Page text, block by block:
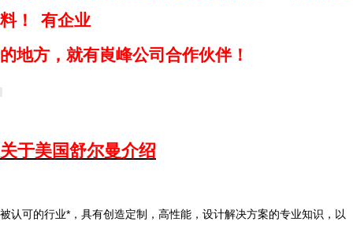
料！
有企业
的地方，就有崀峰公司合作伙伴！
关于美国舒尔曼介绍
被认可的行业*，具有创造定制，高性能，设计解决方案的专业知识，以